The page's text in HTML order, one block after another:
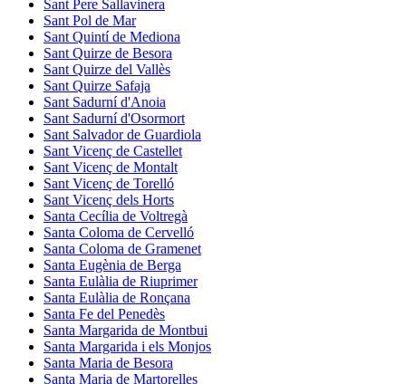
Sant Pere Sallavinera
Sant Pol de Mar
Sant Quintí de Mediona
Sant Quirze de Besora
Sant Quirze del Vallès
Sant Quirze Safaja
Sant Sadurní d'Anoia
Sant Sadurní d'Osormort
Sant Salvador de Guardiola
Sant Vicenç de Castellet
Sant Vicenç de Montalt
Sant Vicenç de Torelló
Sant Vicenç dels Horts
Santa Cecília de Voltregà
Santa Coloma de Cervelló
Santa Coloma de Gramenet
Santa Eugènia de Berga
Santa Eulàlia de Riuprimer
Santa Eulàlia de Ronçana
Santa Fe del Penedès
Santa Margarida de Montbui
Santa Margarida i els Monjos
Santa Maria de Besora
Santa Maria de Martorelles